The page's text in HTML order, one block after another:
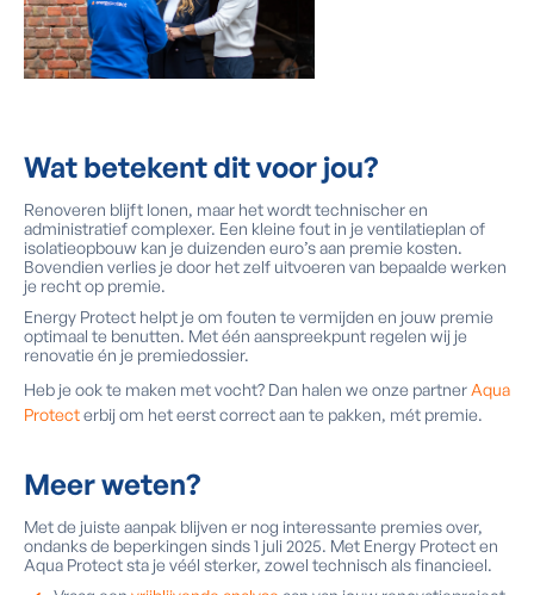
Wat betekent dit voor jou?
Renoveren blijft lonen, maar het wordt technischer en
administratief complexer. Een kleine fout in je ventilatieplan of
isolatieopbouw kan je duizenden euro’s aan premie kosten.
Bovendien verlies je door het zelf uitvoeren van bepaalde werken
je recht op premie.
Energy Protect helpt je om fouten te vermijden en jouw premie
optimaal te benutten. Met één aanspreekpunt regelen wij je
renovatie én je premiedossier.
Heb je ook te maken met vocht? Dan halen we onze partner Aqua
Protecterbij om het eerst correct aan te pakken, mét premie.
Meer weten?
Met de juiste aanpak blijven er nog interessante premies over,
ondanks de beperkingen sinds 1 juli 2025. Met Energy Protect en
Aqua Protect sta je véél sterker, zowel technisch als financieel.